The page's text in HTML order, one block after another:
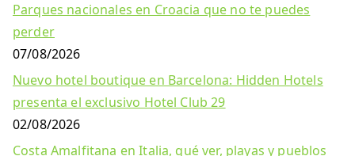
Parques nacionales en Croacia que no te puedes
perder
07/08/2026
Nuevo hotel boutique en Barcelona: Hidden Hotels
presenta el exclusivo Hotel Club 29
02/08/2026
Costa Amalfitana en Italia, qué ver, playas y pueblos